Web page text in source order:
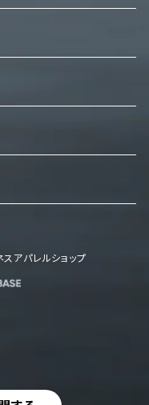
アパレルショップ